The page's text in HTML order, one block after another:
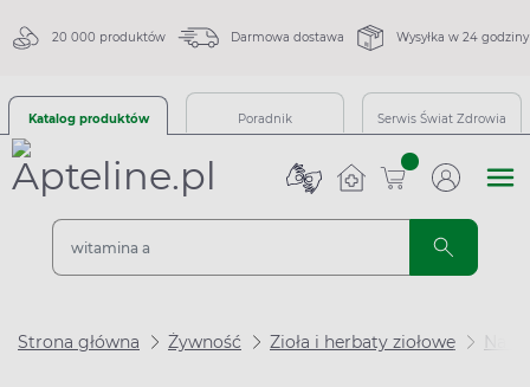
20 000 produktów Darmowa dostawa Wysyłka w 24 godziny
Katalog produktów Poradnik Serwis Świat Zdrowia
sztuk
Strona główna Żywność Zioła i herbaty ziołowe Na